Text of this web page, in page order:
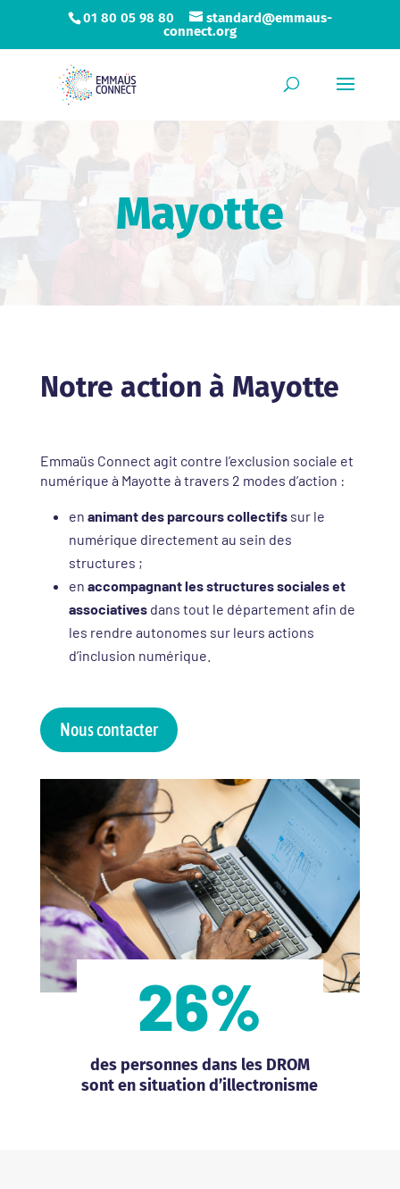
01 80 05 98 80
standard@emmaus-
connect.org
Mayotte
Notre action à Mayotte
Emmaüs Connect agit contre l’exclusion sociale et
numérique à Mayotte à travers 2 modes d’action :
en animantdes parcours collectifssur le
numérique directement au sein des
structures ;
en accompagnant les structures sociales et
associativesdans tout le département afin de
les rendre autonomes sur leurs actions
d’inclusion numérique.
Nous contacter
26%
des personnes dans les DROM
sont en situation d’illectronisme